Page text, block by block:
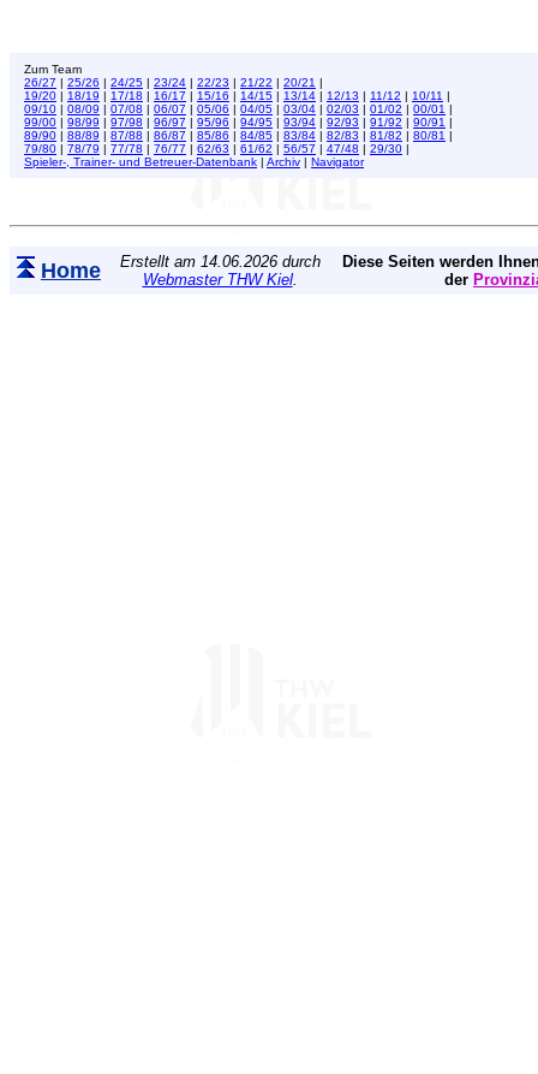
Zum Team
26/27 | 25/26 | 24/25 | 23/24 | 22/23 | 21/22 | 20/21 |
19/20 | 18/19 | 17/18 | 16/17 | 15/16 | 14/15 | 13/14 | 12/13 | 11/12 | 10/11 |
09/10 | 08/09 | 07/08 | 06/07 | 05/06 | 04/05 | 03/04 | 02/03 | 01/02 | 00/01 |
99/00 | 98/99 | 97/98 | 96/97 | 95/96 | 94/95 | 93/94 | 92/93 | 91/92 | 90/91 |
89/90 | 88/89 | 87/88 | 86/87 | 85/86 | 84/85 | 83/84 | 82/83 | 81/82 | 80/81 |
79/80 | 78/79 | 77/78 | 76/77 | 62/63 | 61/62 | 56/57 | 47/48 | 29/30 |
Spieler-, Trainer- und Betreuer-Datenbank | Archiv | Navigator
Home
Erstellt am 14.06.2026 durch
Webmaster THW Kiel.
Diese Seiten werden
der